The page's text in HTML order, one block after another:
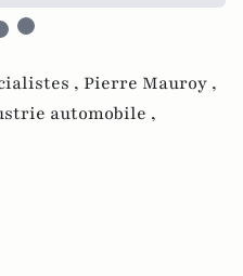
, Pierre Mauroy ,
automobile ,